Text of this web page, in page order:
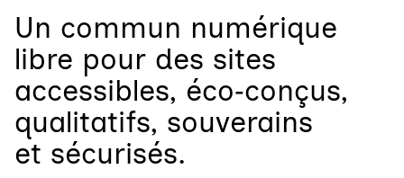
Un commun numérique
libre pour des sites
accessibles, éco‑conçus,
qualitatifs, souverains
et sécurisés.